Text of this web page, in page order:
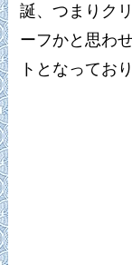
誕、つまりク
ーフかと思わ
トとなってお